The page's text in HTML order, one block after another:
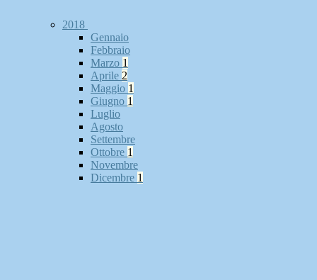
2018
Gennaio
Febbraio
Marzo 1
Aprile 2
Maggio 1
Giugno 1
Luglio
Agosto
Settembre
Ottobre 1
Novembre
Dicembre 1